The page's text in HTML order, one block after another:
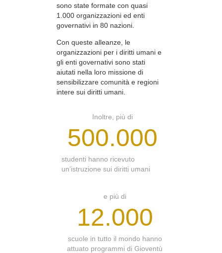
sono state formate con quasi
1.000 organizzazioni ed enti
governativi in 80 nazioni.
Con queste alleanze, le
organizzazioni per i diritti umani e
gli enti governativi sono stati
aiutati nella loro missione di
sensibilizzare comunità e regioni
intere sui diritti umani.
Inoltre, più di
500.000
studenti hanno ricevuto
un’istruzione sui diritti umani
e più di
12.000
scuole in tutto il mondo hanno
attuato programmi di Gioventù